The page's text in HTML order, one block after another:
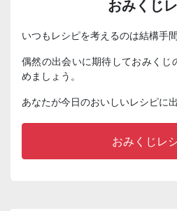
おみくじ
いつもレシピを考えるのは結構手間
偶然の出会いに期待しておみくじ
めましょう。
あなたが今日のおいしいレシピに
おみくじレ